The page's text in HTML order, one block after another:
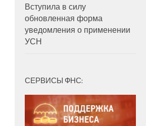
Вступила в силу
обновленная форма
уведомления о применении
УСН
СЕРВИСЫ ФНС: